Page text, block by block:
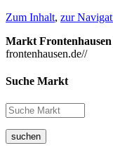
Zum Inhalt, zur
Markt Frontenhausen
frontenhausen.de//
Suche Markt
suchen